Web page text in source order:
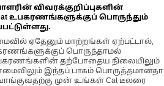
விவரக்குறிப்புகளின்
உபகரணங்களுக்குப் பொருந்தும்
ஏதேனும் மாற்றங்கள் ஏற்பட்டால்,
பொருந்தாமல்
தற்போதைய நிலையிலும்
இந்தப் பாகம் பொருத்தமானதா
முன் உங்கள் Cat டீலரை